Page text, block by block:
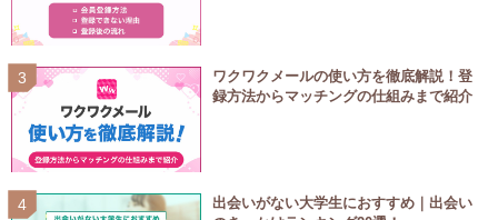
ワクワクメールの使い方を徹底解説！登
録方法からマッチングの仕組みまで紹介
出会いがない大学生におすすめ｜出会い